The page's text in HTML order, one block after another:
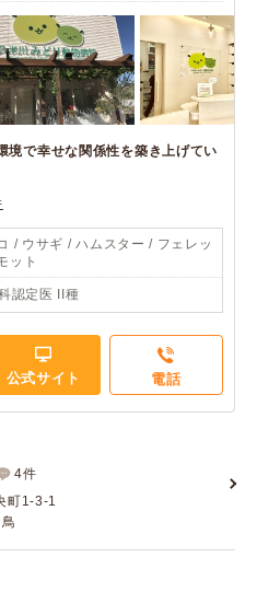
境で幸せな関係性を築き上げてい
/ ウサギ / ハムスター / フェレッ
ット
認定医 II種
公式サイト 電話
4件
町1-3-1